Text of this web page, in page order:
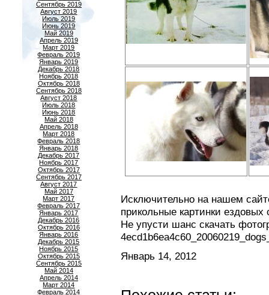
Сентябрь 2019
Август 2019
Июль 2019
Июнь 2019
Май 2019
Апрель 2019
Март 2019
Февраль 2019
Январь 2019
Декабрь 2018
Ноябрь 2018
Октябрь 2018
Сентябрь 2018
Август 2018
Июль 2018
Июнь 2018
Май 2018
Апрель 2018
Март 2018
Февраль 2018
Январь 2018
Декабрь 2017
Ноябрь 2017
Октябрь 2017
Сентябрь 2017
Август 2017
Май 2017
Март 2017
Февраль 2017
Январь 2017
Декабрь 2016
Октябрь 2016
Январь 2016
Декабрь 2015
Ноябрь 2015
Октябрь 2015
Сентябрь 2015
Май 2014
Апрель 2014
Март 2014
Февраль 2014
Исключительно на нашем
прикольные картинки ездовых
Не упусти шанс скачать
Январь 14, 2012